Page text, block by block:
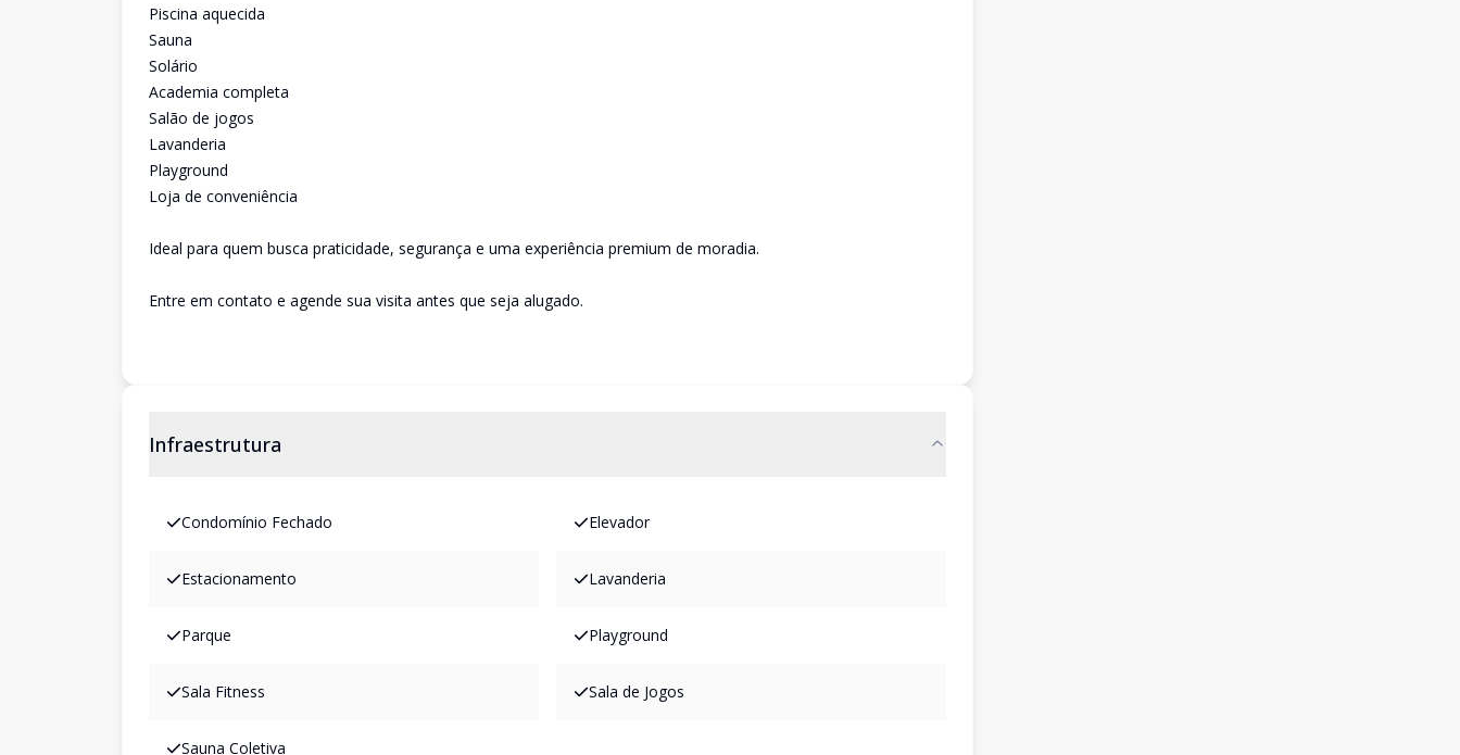
Piscina aquecida
Sauna
Solário
Academia completa
Salão de jogos
Lavanderia
Playground
Loja de conveniência
Ideal para quem busca praticidade, segurança e uma experiência premium de moradia.
Entre em contato e agende sua visita antes que seja alugado.
Infraestrutura
Condomínio Fechado Elevador
Estacionamento Lavanderia
Parque Playground
Sala Fitness Sala de Jogos
Sauna Coletiva